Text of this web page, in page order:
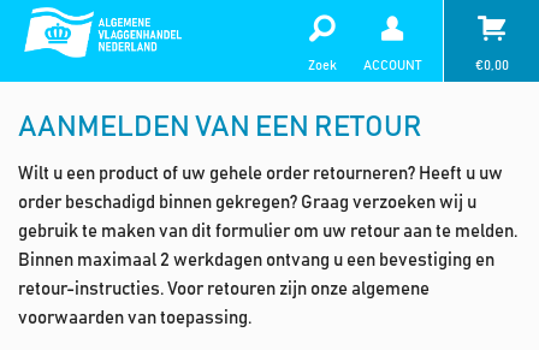
Zoek ACCOUNT €0,00
AANMELDEN VAN EEN RETOUR
Wilt u een product of uw gehele order retourneren? Heeft u uw
order beschadigd binnen gekregen? Graag verzoeken wij u
gebruik te maken van dit formulier om uw retour aan te melden.
Binnen maximaal 2 werkdagen ontvang u een bevestiging en
retour-instructies. Voor retouren zijn onze algemene
voorwaarden van toepassing.